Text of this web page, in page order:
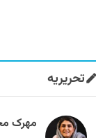
تحریریه
مهرک